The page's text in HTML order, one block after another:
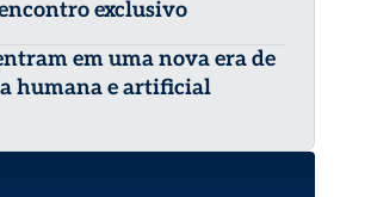
exclusivo
em uma nova era de
humana e artificial